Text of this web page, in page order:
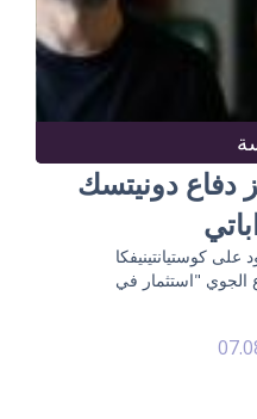
دفاع دونيتسك
على كوستيانتينيفكا
الجوي "استثمار في